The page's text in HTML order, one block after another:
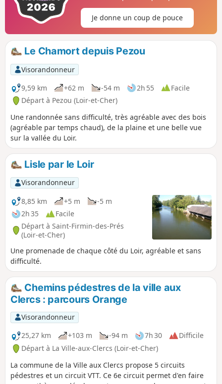
Je donne un coup de pouce
Le Chamort depuis Pezou
Visorandonneur
9,59 km
+62 m -54 m 2h 55
Facile
Départ à Pezou (Loir-et-Cher)
Une randonnée sans difficulté, très agréable avec des bois
(agréable par temps chaud), de la plaine et une belle vue
sur la vallée du Loir.
Lisle par le Loir
Visorandonneur
8,85 km
+5 m
-5 m
2h 35
Facile
Départ à Saint-Firmin-des-Prés
(Loir-et-Cher)
Une promenade de chaque côté du Loir, agréable et sans
difficulté.
Chemins pédestres de la ville aux
Clercs : parcours Orange
Visorandonneur
25,27 km
+103 m -94 m 7h 30
Difficile
Départ à La Ville-aux-Clercs (Loir-et-Cher)
La commune de la Ville aux Clercs propose 5 circuits
pédestres et un circuit VTT. Ce 6e circuit permet d'en faire